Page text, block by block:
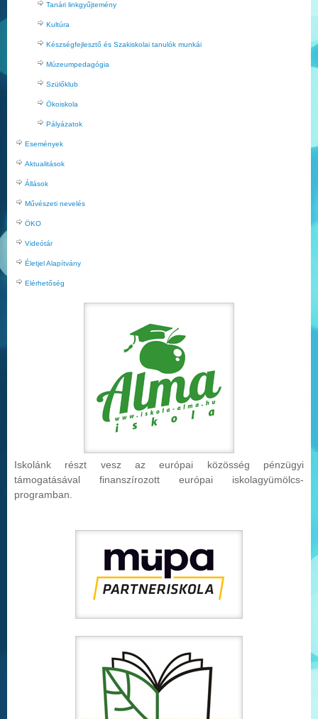
Tanári linkgyűjtemény
Kultúra
Készségfejlesztő és Szakiskolai tanulók munkái
Múzeumpedagógia
Szülőklub
Ökoiskola
Pályázatok
Események
Aktualitások
Állások
Művészeti nevelés
ÖKO
Videótár
Életjel Alapítvány
Elérhetőség
Iskolánk részt vesz az európai közösség pénzügyi
támogatásával finanszírozott európai iskolagyümölcs-
programban.